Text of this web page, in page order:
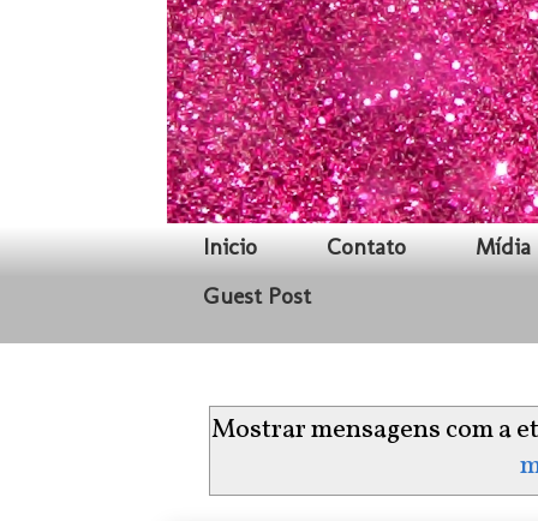
Inicio Contato
Mídia
Guest Post
Mostrar mensagens com a